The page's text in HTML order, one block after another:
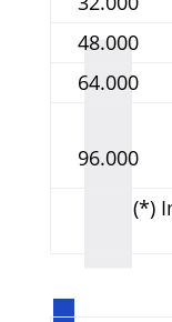
48.000
64.000
96.000
(*)